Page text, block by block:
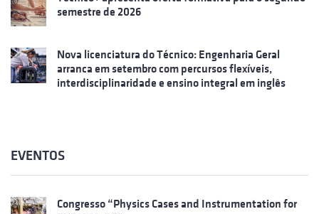
semestre de 2026
Nova licenciatura do Técnico: Engenharia Geral
arranca em setembro com percursos flexíveis,
interdisciplinaridade e ensino integral em inglês
EVENTOS
Congresso “Physics Cases and Instrumentation for